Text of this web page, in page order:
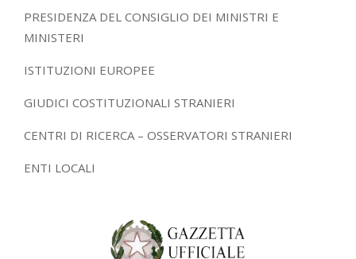
PRESIDENZA DEL CONSIGLIO DEI MINISTRI E
MINISTERI
ISTITUZIONI EUROPEE
GIUDICI COSTITUZIONALI STRANIERI
CENTRI DI RICERCA – OSSERVATORI STRANIERI
ENTI LOCALI